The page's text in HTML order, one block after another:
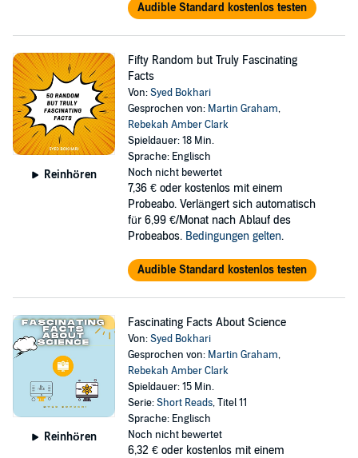
Audible Standard kostenlos testen
Reinhören
Fifty Random but Truly Fascinating
Facts
Von:Syed Bokhari
Gesprochen von: Martin Graham,
Rebekah Amber Clark
Spieldauer: 18 Min.
Sprache: Englisch
Noch nicht bewertet
7,36 € oder kostenlos mit einem
Probeabo. Verlängert sich automatisch
für 6,99 €/Monat nach Ablauf des
Probeabos. Bedingungen gelten.
Audible Standard kostenlos testen
Reinhören
Fascinating Facts About Science
Von:Syed Bokhari
Gesprochen von: Martin Graham,
Rebekah Amber Clark
Spieldauer: 15 Min.
Serie:Short Reads, Titel 11
Sprache: Englisch
Noch nicht bewertet
6,32 € oder kostenlos mit einem